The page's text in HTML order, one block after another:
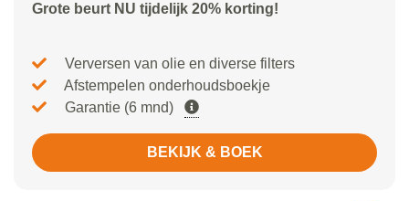
Grote beurt NU tijdelijk 20% korting!
Verversen van olie en diverse filters
Afstempelen onderhoudsboekje
Garantie (6 mnd)
BEKIJK & BOEK